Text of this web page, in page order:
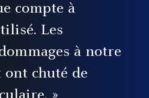
compte à
Les
à notre
chuté de